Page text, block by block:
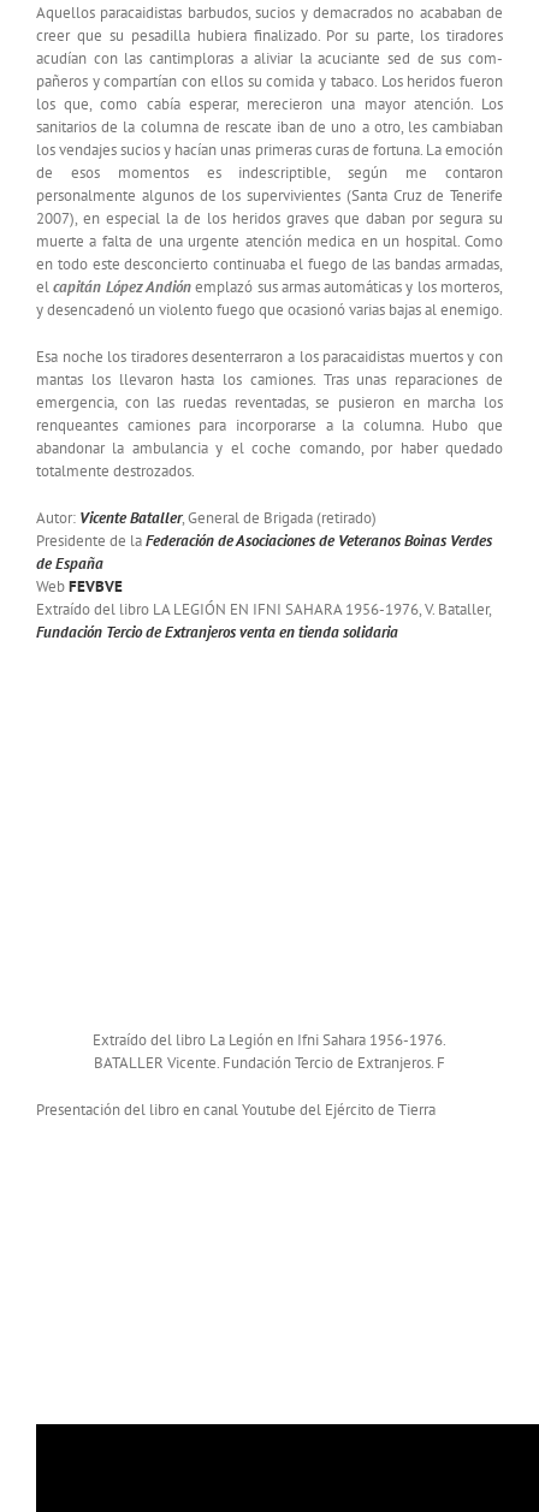
Aquellos paracaidistas barbudos, sucios y demacrados no acababan de
creer que su pesadilla hubiera finalizado. Por su parte, los tiradores
acudían con las cantimploras a aliviar la acuciante sed de sus com­
pañeros y compartían con ellos su comida y tabaco. Los heridos fueron
los que, como cabía esperar, merecieron una mayor atención. Los
sanitarios de la columna de rescate iban de uno a otro, les cambiaban
los vendajes sucios y hacían unas primeras curas de fortuna. La emoción
de esos momentos es indescriptible, según me contaron
personalmente algunos de los supervivientes (Santa Cruz de Tenerife
2007), en especial la de los heridos graves que daban por segura su
muerte a falta de una urgente atención medica en un hospital. Como
en todo este desconcierto continuaba el fuego de las bandas armadas,
elcapitán López Andiónemplazó sus armas automáticas y los morteros,
y desencadenó un violento fuego que ocasionó varias bajas al enemigo.
Esa noche los tiradores desenterraron a los paracaidistas muertos y con
mantas los llevaron hasta los camiones. Tras unas reparaciones de
emergencia, con las ruedas reventadas, se pusieron en marcha los
renqueantes camiones para incorporarse a la columna. Hubo que
abandonar la ambulancia y el coche comando, por haber quedado
totalmente destrozados.
Autor: Vicente Bataller, General de Brigada (retirado)
Presidente de laFederación de Asociaciones de Veteranos Boinas Verdes
de España
WebFEVBVE
Extraído del libro LA LEGIÓN EN IFNI SAHARA 1956-1976, V. Bataller,
Fundación Tercio de Extranjerosventa en tienda solidaria
Extraído del libro La Legión en Ifni Sahara 1956-1976.
BATALLER Vicente. Fundación Tercio de Extranjeros. F
Presentación del libro en canal Youtube del Ejército de Tierra